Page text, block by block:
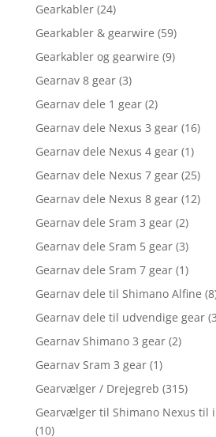
Gearkabler (24)
Gearkabler & gearwire (59)
Gearkabler og gearwire (9)
Gearnav 8 gear (3)
Gearnav dele 1 gear (2)
Gearnav dele Nexus 3 gear (16)
Gearnav dele Nexus 4 gear (1)
Gearnav dele Nexus 7 gear (25)
Gearnav dele Nexus 8 gear (12)
Gearnav dele Sram 3 gear (2)
Gearnav dele Sram 5 gear (3)
Gearnav dele Sram 7 gear (1)
Gearnav dele til Shimano Alfine
Gearnav dele til udvendige gear
Gearnav Shimano 3 gear (2)
Gearnav Sram 3 gear (1)
Gearvælger / Drejegreb (315)
Gearvælger til Shimano Nexus til
(10)